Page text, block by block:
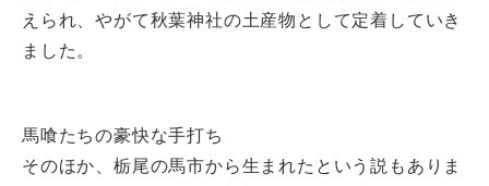
えられ、やがて秋葉神社の土産物として定着していき
ました。
馬喰たちの豪快な手打ち
そのほか、栃尾の馬市から生まれたという説もありま